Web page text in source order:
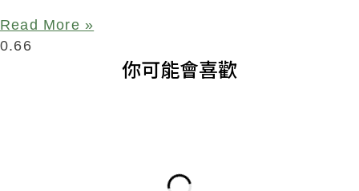
Read More »
你可能會喜歡